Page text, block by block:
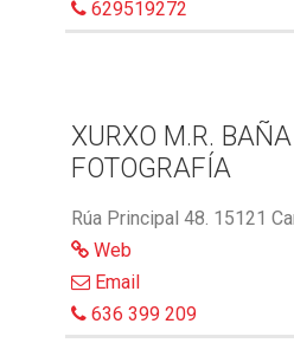
629519272
XURXO M.R. BAÑA |
FOTOGRAFÍA
Rúa Principal 48. 15121
Web
Email
636 399 209